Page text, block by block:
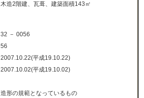
木造2階建、瓦葺、建築面積143㎡
32 － 0056
56
2007.10.22(平成19.10.22)
2007.10.02(平成19.10.02)
造形の規範となっているもの